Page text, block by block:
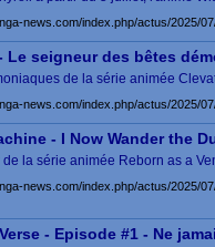
news.com/index.php/actus/2025/
Le seigneur des bêtes
de la série animée
news.com/index.php/actus/2025/
- I Now Wander the
la série animée Reborn as a
news.com/index.php/actus/2025/
- Episode #1 - Ne